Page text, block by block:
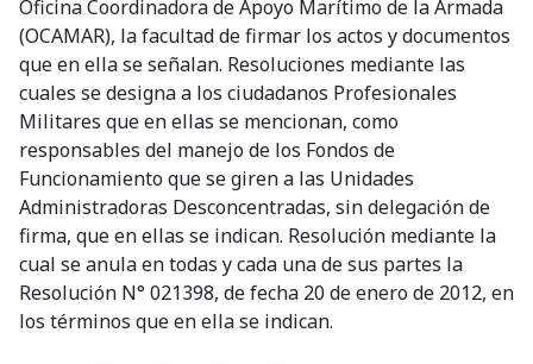
Oficina Coordinadora de Apoyo Marítimo de la Armada
(OCAMAR), la facultad de firmar los actos y documentos
que en ella se señalan. Resoluciones mediante las
cuales se designa a los ciudadanos Profesionales
Militares que en ellas se mencionan, como
responsables del manejo de los Fondos de
Funcionamiento que se giren a las Unidades
Administradoras Desconcentradas, sin delegación de
firma, que en ellas se indican. Resolución mediante la
cual se anula en todas y cada una de sus partes la
Resolución N° 021398, de fecha 20 de enero de 2012, en
los términos que en ella se indican.